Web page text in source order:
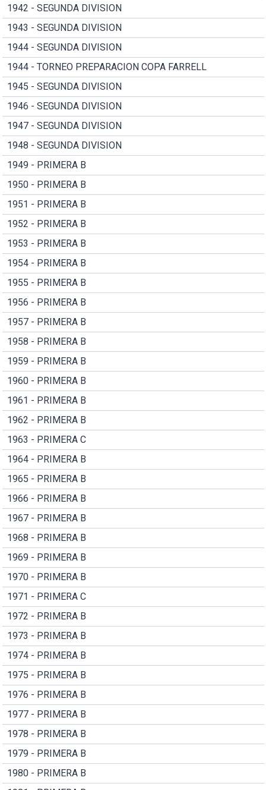
1942 - SEGUNDA DIVISION
1943 - SEGUNDA DIVISION
1944 - SEGUNDA DIVISION
1944 - TORNEO PREPARACION COPA FARRELL
1945 - SEGUNDA DIVISION
1946 - SEGUNDA DIVISION
1947 - SEGUNDA DIVISION
1948 - SEGUNDA DIVISION
1949 - PRIMERA B
1950 - PRIMERA B
1951 - PRIMERA B
1952 - PRIMERA B
1953 - PRIMERA B
1954 - PRIMERA B
1955 - PRIMERA B
1956 - PRIMERA B
1957 - PRIMERA B
1958 - PRIMERA B
1959 - PRIMERA B
1960 - PRIMERA B
1961 - PRIMERA B
1962 - PRIMERA B
1963 - PRIMERA C
1964 - PRIMERA B
1965 - PRIMERA B
1966 - PRIMERA B
1967 - PRIMERA B
1968 - PRIMERA B
1969 - PRIMERA B
1970 - PRIMERA B
1971 - PRIMERA C
1972 - PRIMERA B
1973 - PRIMERA B
1974 - PRIMERA B
1975 - PRIMERA B
1976 - PRIMERA B
1977 - PRIMERA B
1978 - PRIMERA B
1979 - PRIMERA B
1980 - PRIMERA B